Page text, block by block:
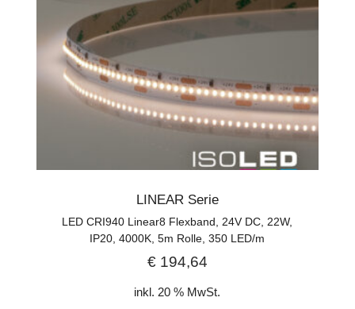
LINEAR Serie
LED CRI940 Linear8 Flexband, 24V DC, 22W,
IP20, 4000K, 5m Rolle, 350 LED/m
€194,64
inkl. 20 % MwSt.